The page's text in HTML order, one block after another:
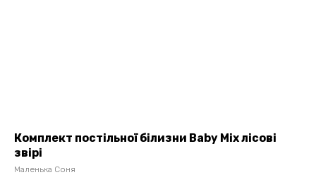
Комплект постільної білизни Baby Mix лісові
звірі
Маленька Соня